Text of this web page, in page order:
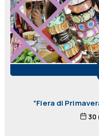
“Fiera di
30